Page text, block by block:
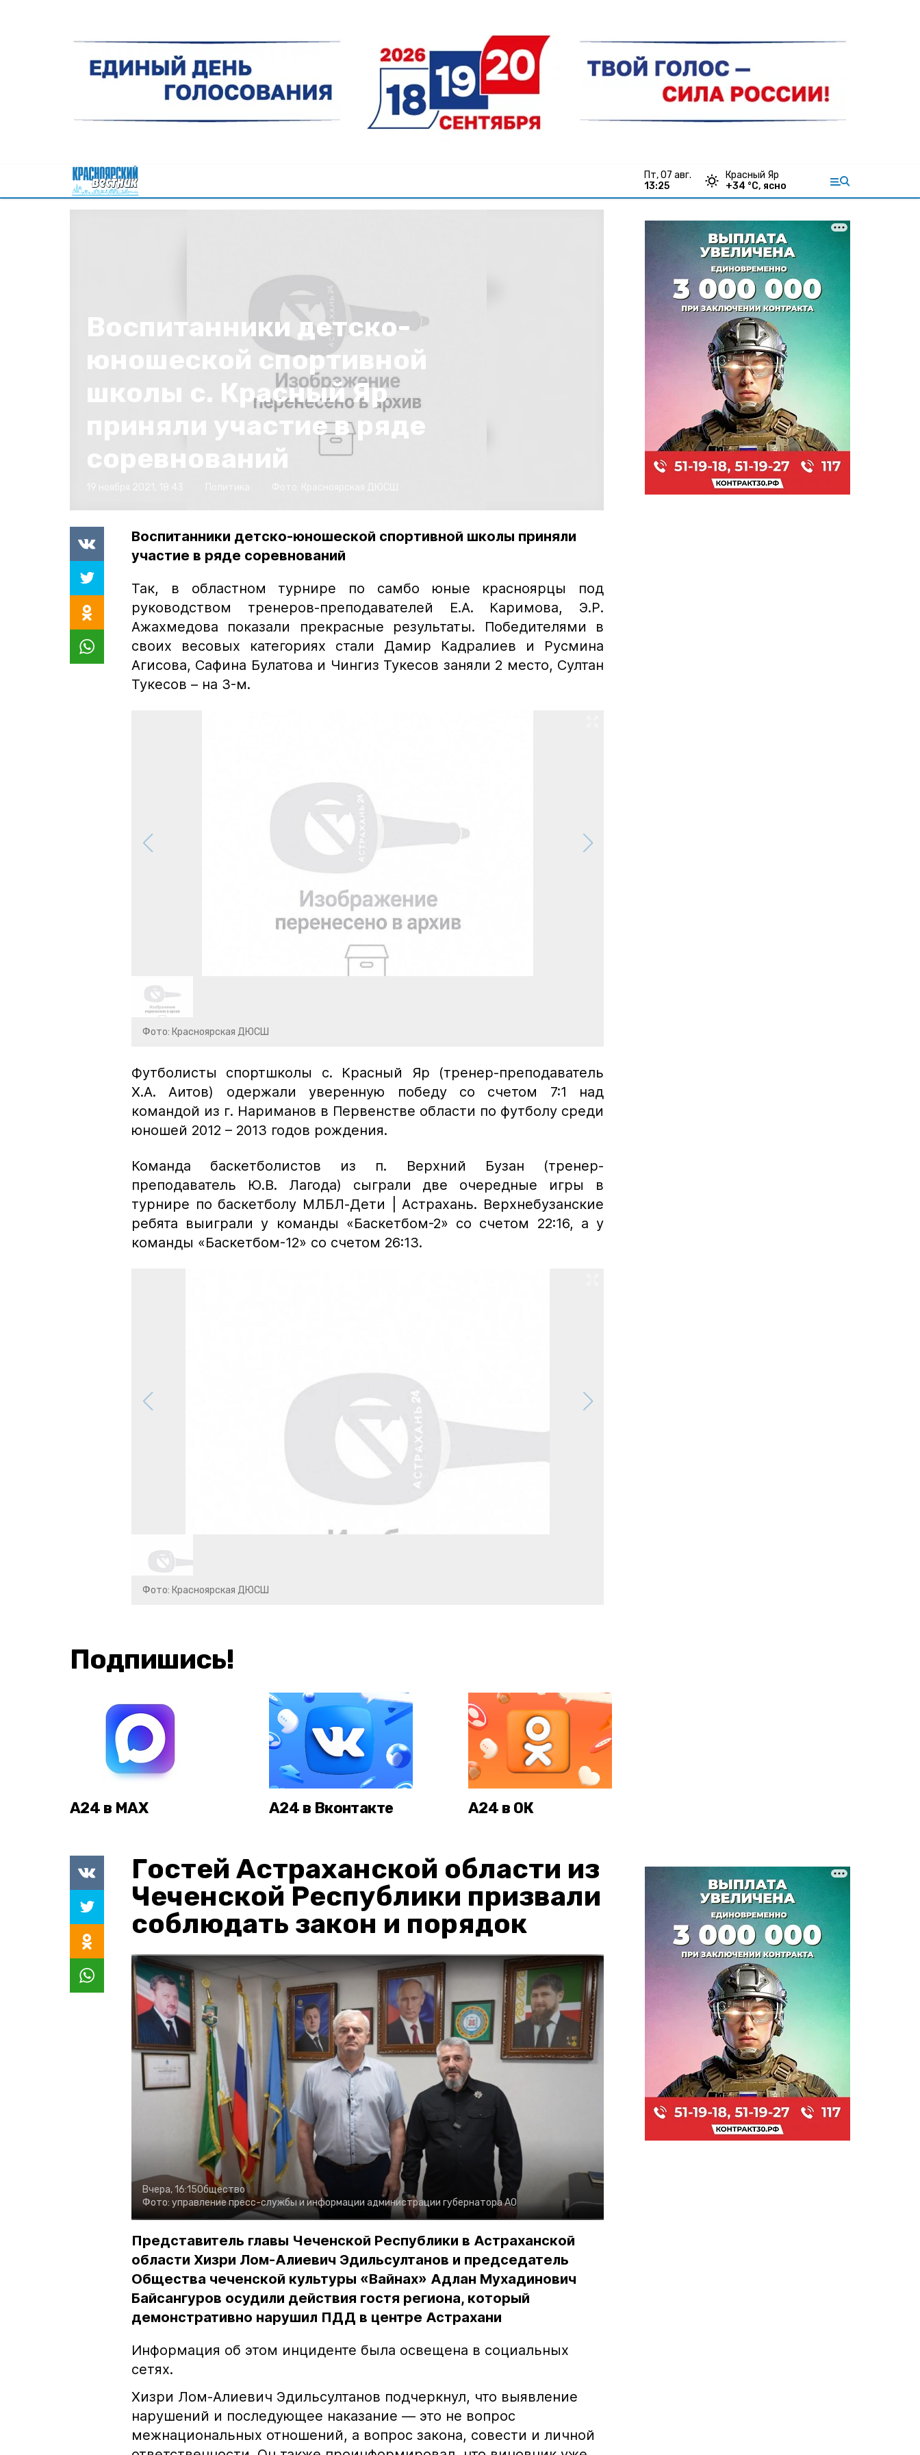
пт, 07 авг.
13:25
Красный Яр
+34 °С, ясно
Воспитанники детско-
юношеской спортивной
школы с. Красный Яр
приняли участие в ряде
соревнований
Воспитанники детско-юношеской спортивной школы приняли
участие в ряде соревнований
Так, в областном турнире по самбо юные красноярцы под
руководством тренеров-преподавателей Е.А. Каримова, Э.Р.
Ажахмедова показали прекрасные результаты. Победителями в
своих весовых категориях стали Дамир Кадралиев и Русмина
Агисова, Сафина Булатова и Чингиз Тукесов заняли 2 место, Султан
Тукесов – на 3-м.
Фото: Красноярская ДЮСШ
Футболисты спортшколы с. Красный Яр (тренер-преподаватель
Х.А. Аитов) одержали уверенную победу со счетом 7:1 над
командой из г. Нариманов в Первенстве области по футболу среди
юношей 2012 – 2013 годов рождения.
Команда баскетболистов из п. Верхний Бузан (тренер-
преподаватель Ю.В. Лагода) сыграли две очередные игры в
турнире по баскетболу МЛБЛ-Дети | Астрахань. Верхнебузанские
ребята выиграли у команды «Баскетбом-2» со счетом 22:16, а у
команды «Баскетбом-12» со счетом 26:13.
Фото: Красноярская ДЮСШ
Подпишись!
А24 в MAX А24 в Вконтакте А24 в ОК
Гостей Астраханской области из
Чеченской Республики призвали
соблюдать закон и порядок
Вчера, 16:15Общество
Фото: управление пресс-службы и информации администрации губернатора АО
Представитель главы Чеченской Республики в Астраханской
области Хизри Лом-Алиевич Эдильсултанов и председатель
Общества чеченской культуры «Вайнах» Адлан Мухадинович
Байсангуров осудили действия гостя региона, который
демонстративно нарушил ПДД в центре Астрахани
Информация об этом инциденте была освещена в социальных
сетях.
Хизри Лом-Алиевич Эдильсултанов подчеркнул, что выявление
нарушений и последующее наказание — это не вопрос
межнациональных отношений, а вопрос закона, совести и личной